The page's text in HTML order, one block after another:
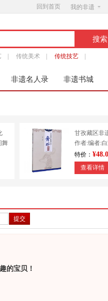
回到首页 我的非遗
传统美术 传统技艺
非遗名人录 非遗书城
舞
甘孜藏区非
作者:编者:
出版社:四川
特价：
查看详情
提交
的宝贝！